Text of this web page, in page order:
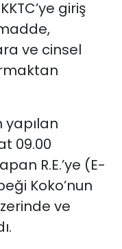
giriş
ve cinsel
yapılan
09.00
R.E.’ye (E-
Koko’nun
ve